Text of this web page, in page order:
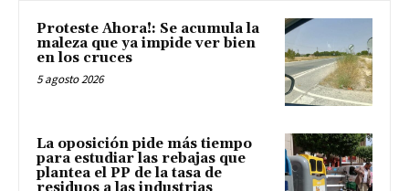
Proteste Ahora!: Se acumula la
maleza que ya impide ver bien
en los cruces
5 agosto 2026
La oposición pide más tiempo
para estudiar las rebajas que
plantea el PP de la tasa de